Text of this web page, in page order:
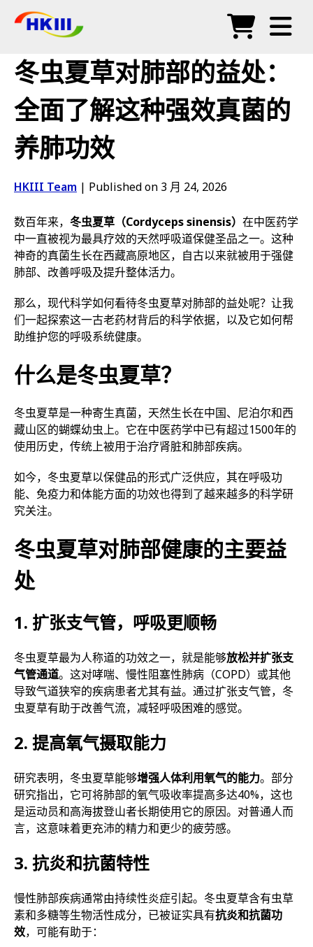
常见问题
博客
商店
冬虫夏草对肺部的益处：
全面了解这种强效真菌的
养肺功效
HKIII Team | Published on 3 月 24, 2026
数百年来， 冬虫夏草（Cordyceps sinensis） 在中医药学
中一直被视为最具疗效的天然呼吸道保健圣品之一。这种
神奇的真菌生长在西藏高原地区，自古以来就被用于强健
肺部、改善呼吸及提升整体活力。
那么，现代科学如何看待冬虫夏草对肺部的益处呢？让我
们一起探索这一古老药材背后的科学依据，以及它如何帮
助维护您的呼吸系统健康。
什么是冬虫夏草？
冬虫夏草是一种寄生真菌，天然生长在中国、尼泊尔和西
藏山区的蝴蝶幼虫上。它在中医药学中已有超过1500年的
使用历史，传统上被用于治疗肾脏和肺部疾病。
如今，冬虫夏草以保健品的形式广泛供应，其在呼吸功
能、免疫力和体能方面的功效也得到了越来越多的科学研
究关注。
冬虫夏草对肺部健康的主要益
处
1. 扩张支气管，呼吸更顺畅
冬虫夏草最为人称道的功效之一，就是能够放松并扩张支
气管通道。这对哮喘、慢性阻塞性肺病（COPD）或其他
导致气道狭窄的疾病患者尤其有益。通过扩张支气管，冬
虫夏草有助于改善气流，减轻呼吸困难的感觉。
2. 提高氧气摄取能力
研究表明，冬虫夏草能够增强人体利用氧气的能力。部分
研究指出，它可将肺部的氧气吸收率提高多达40%，这也
是运动员和高海拔登山者长期使用它的原因。对普通人而
言，这意味着更充沛的精力和更少的疲劳感。
3. 抗炎和抗菌特性
慢性肺部疾病通常由持续性炎症引起。冬虫夏草含有虫草
素和多糖等生物活性成分，已被证实具有抗炎和抗菌功
效，可能有助于：